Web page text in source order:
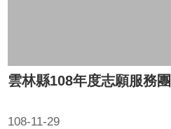
雲林縣108年度志願服務
108-11-29